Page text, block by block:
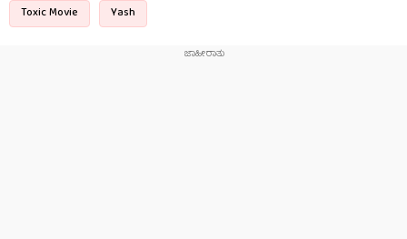
Toxic Movie Yash